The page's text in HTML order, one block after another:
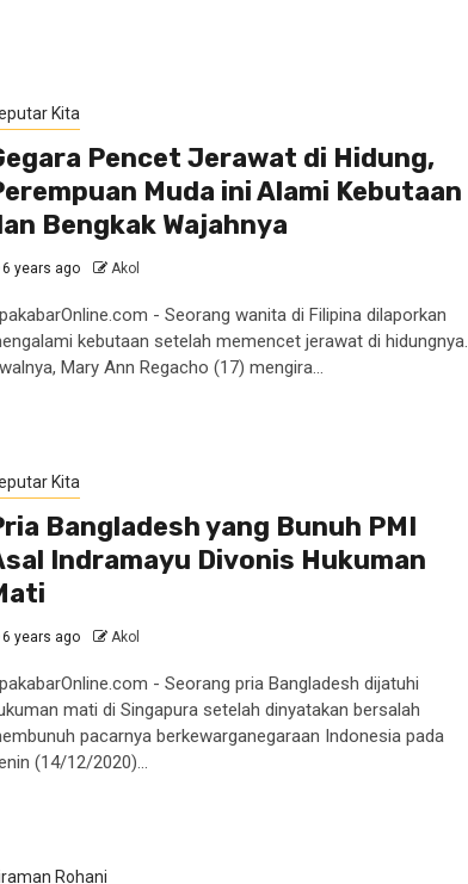
Kita
Pencet Jerawat di Hidung,
Muda ini Alami Kebutaan
Bengkak Wajahnya
years ago Akol
- Seorang wanita di Filipina dilaporkan
kebutaan setelah memencet jerawat di hidungnya.
Mary Ann Regacho (17) mengira...
Kita
Bangladesh yang Bunuh PMI
Indramayu Divonis Hukuman
years ago Akol
- Seorang pria Bangladesh dijatuhi
mati di Singapura setelah dinyatakan bersalah
pacarnya berkewarganegaraan Indonesia pada
(14/12/2020)...
Rohani